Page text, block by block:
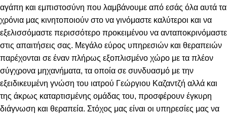
αγάπη και εμπιστοσύνη που λαμβάνουμε από εσάς όλα αυτά τα
χρόνια μας κινητοποιούν στο να γινόμαστε καλύτεροι και να
εξελισσόμαστε περισσότερο προκειμένου να ανταποκρινόμαστε
στις απαιτήσεις σας. Μεγάλο εύρος υπηρεσιών και θεραπειών
παρέχονται σε έναν πλήρως εξοπλισμένο χώρο με τα πλέον
σύγχρονα μηχανήματα, τα οποία σε συνδυασμό με την
εξειδικευμένη γνώση του ιατρού Γεώργιου Καζαντζή αλλά και
της άκρως καταρτισμένης ομάδας του, προσφέρουν έγκυρη
διάγνωση και θεραπεία. Στόχος μας είναι οι υπηρεσίες μας να